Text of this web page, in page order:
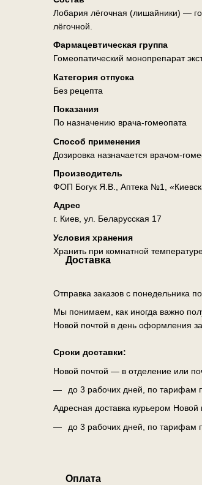
Лобария лёгочная (лишайники) —
лёгочной.
Фармацевтическая группа
Гомеопатический монопрепарат
Категория отпуска
Без рецепта
Показания
По назначению врача-гомеопата
Способ применения
Дозировка назначается врачом-
Производитель
ФОП Богук Я.В., Аптека №1,
Адрес
г. Киев, ул. Беларусская 17
Условия хранения
Хранить при комнатной
Доставка
Отправка заказов с понедельника по
Мы понимаем, как иногда важно
Новой почтой в день оформления
Сроки доставки:
Новой почтой — в отделение или
до 3 рабочих дней, по тарифам
Адресная доставка курьером Новой
до 3 рабочих дней, по тарифам
Оплата